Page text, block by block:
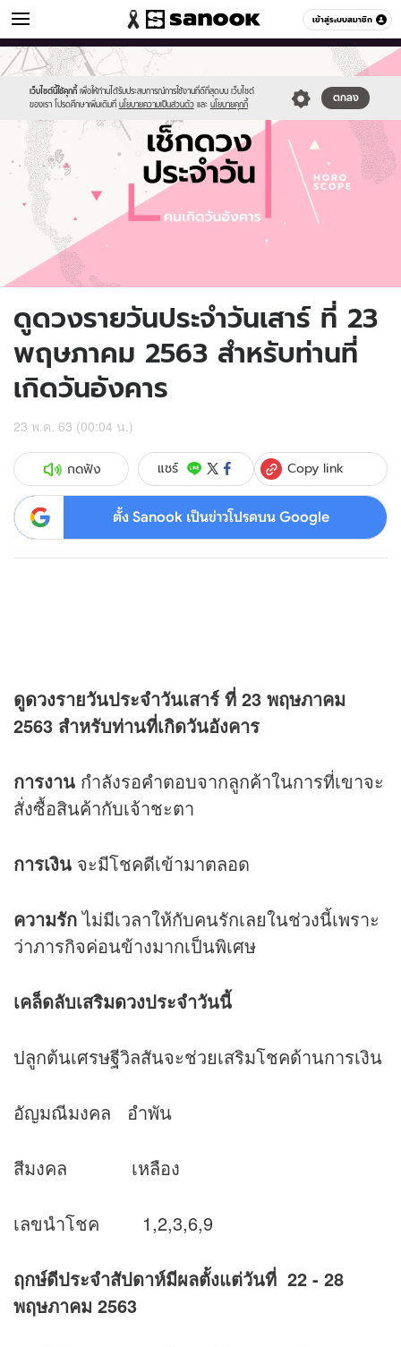
เข้าสู่ระบบสมาชิก
ดูดวง หมวดอื่นๆ
เว็บไซต์นี้ใช้คุกกี้ เพื่อให้ท่านได้รับประสบการณ์การใช้งานที่ดีที่สุดบน เว็บไซต์
ของเรา โปรดศึกษาเพิ่มเติมที่ นโยบายความเป็นส่วนตัว และ นโยบายคุกกี้
ตกลง
Sanook
//s.isanook.com/sr/0/images/logo-
new-
sanook.png
600
60
//s.isanook.com/ho/0/ud/fxd/day/daily-
horoscope-
tuesday.jpg
ดูดวงรายวันประจำวันเสาร์ ที่ 23
พฤษภาคม 2563 สำหรับท่านที่
เกิดวันอังคาร
23 พ.ค. 63 (00:04 น.)
กดฟัง แชร์ Copy link
ตั้ง Sanook เป็นข่าวโปรดบน Google
ดูดวงรายวันประจำวันเสาร์ ที่ 23 พฤษภาคม
2563 สำหรับท่านที่เกิดวันอังคาร
การงาน กำลังรอคำตอบจากลูกค้าในการที่เขาจะ
สั่งซื้อสินค้ากับเจ้าชะตา
การเงิน จะมีโชคดีเข้ามาตลอด
ความรักไม่มีเวลาให้กับคนรักเลยในช่วงนี้เพราะ
ว่าภารกิจค่อนข้างมากเป็นพิเศษ
เคล็ดลับเสริมดวงประจำวันนี้
ปลูกต้นเศรษฐีวิลสันจะช่วยเสริมโชคด้านการเงิน
อัญมณีมงคล อำพัน
สีมงคล เหลือง
เลขนำโชค 1,2,3,6,9
ฤกษ์ดีประจำสัปดาห์มีผลตั้งแต่วันที่ 22 - 28
พฤษภาคม 2563